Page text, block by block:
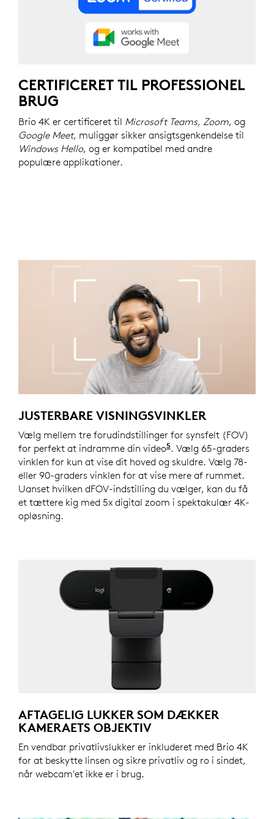
CERTIFICERET TIL PROFESSIONEL
BRUG
Brio 4K er certificeret til Microsoft Teams, Zoom, og
Google Meet, muliggør sikker ansigtsgenkendelse til
Windows Hello, og er kompatibel med andre
populære applikationer.
JUSTERBARE VISNINGSVINKLER
Vælg mellem tre forudindstillinger for synsfelt (FOV)
for perfekt at indramme din video5 Denne funktion
. Vælg 65-graders
vinklen for kun at vise dit hoved og skuldre. Vælg 78-
eller 90-graders vinklen for at vise mere af rummet.
Uanset hvilken dFOV-indstilling du vælger, kan du få
et tættere kig med 5x digital zoom i spektakulær 4K-
opløsning.
AFTAGELIG LUKKER SOM DÆKKER
KAMERAETS OBJEKTIV
En vendbar privatlivslukker er inkluderet med Brio 4K
for at beskytte linsen og sikre privatliv og ro i sindet,
når webcam'et ikke er i brug.